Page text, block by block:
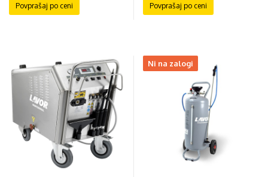
Povprašaj po ceni Povprašaj po ceni
Ni na zalogi